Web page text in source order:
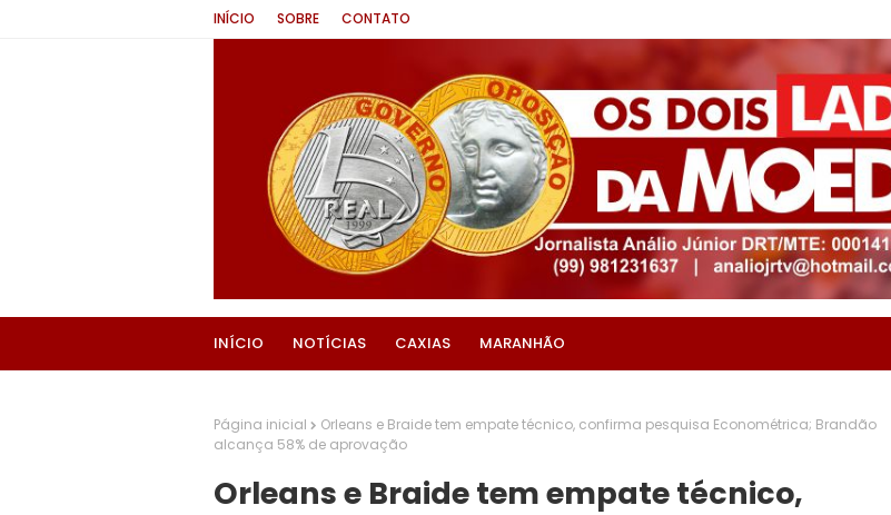
INÍCIO SOBRE CONTATO
INÍCIO NOTÍCIAS CAXIAS MARANHÃO
Página inicial
Orleans e Braide tem empate técnico, confirma pesquisa Econométrica; Brandão
alcança 58% de aprovação
Orleans e Braide tem empate técnico,